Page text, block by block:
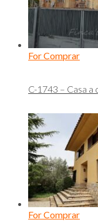
For Comprar
C-1743 – Casa
For Comprar